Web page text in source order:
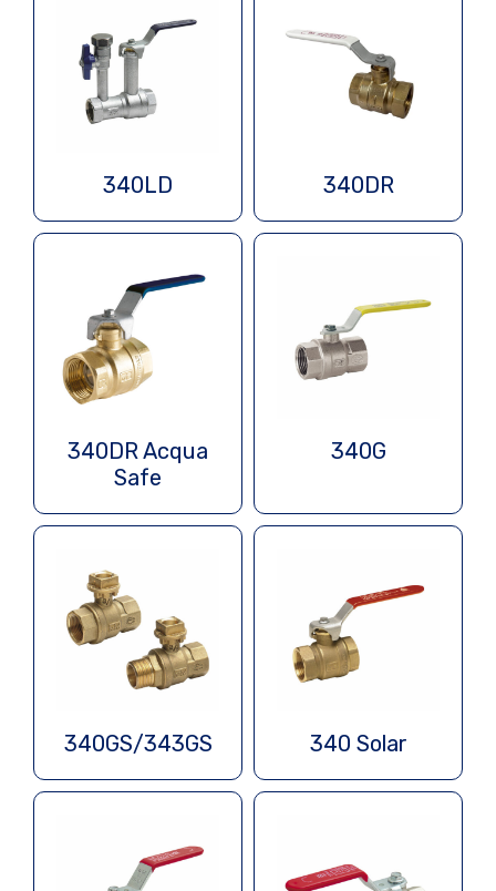
340LD 340DR
340DR Acqua
Safe
340G
340GS/343GS 340 Solar